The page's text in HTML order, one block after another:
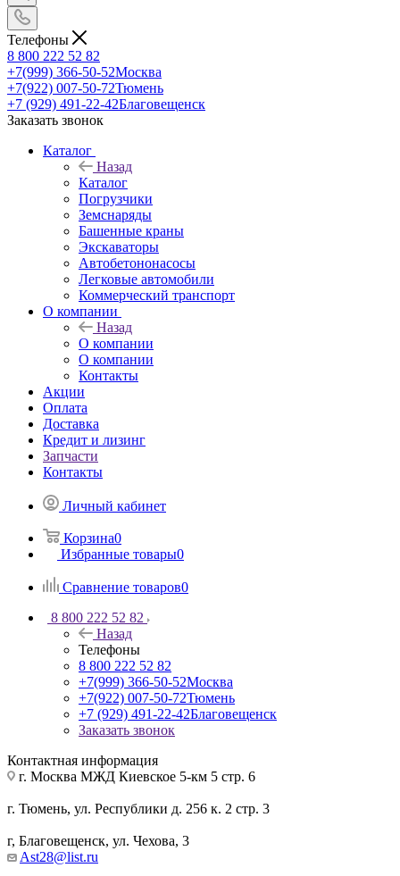
Телефоны
8 800 222 52 82
+7(999) 366-50-52Москва
+7(922) 007-50-72Тюмень
+7 (929) 491-22-42Благовещенск
Заказать звонок
Каталог
Назад
Каталог
Погрузчики
Земснаряды
Башенные краны
Экскаваторы
Автобетононасосы
Легковые автомобили
Коммерческий транспорт
О компании
Назад
О компании
О компании
Контакты
Акции
Оплата
Доставка
Кредит и лизинг
Запчасти
Контакты
Личный кабинет
Корзина0
Избранные товары0
Сравнение товаров0
8 800 222 52 82
Назад
Телефоны
8 800 222 52 82
+7(999) 366-50-52Москва
+7(922) 007-50-72Тюмень
+7 (929) 491-22-42Благовещенск
Заказать звонок
Контактная информация
г. Москва МЖД Киевское 5-км 5 стр. 6
г. Тюмень, ул. Республики д. 256 к. 2 стр. 3
г, Благовещенск, ул. Чехова, 3
Ast28@list.ru